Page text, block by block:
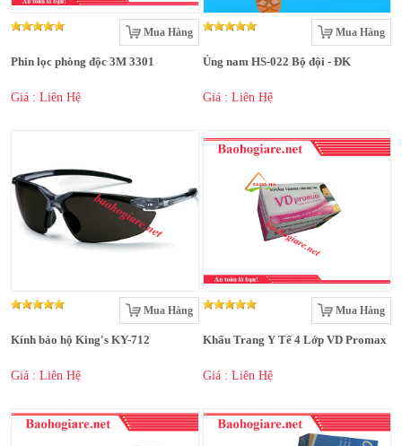
Mua Hàng
Phin lọc phòng độc 3M 3301
Giá : Liên Hệ
Mua Hàng
Ủng nam HS-022 Bộ đội - ĐK
Giá : Liên Hệ
Mua Hàng
Kính bảo hộ King's KY-712
Giá : Liên Hệ
Mua Hàng
Khẩu Trang Y Tế 4 Lớp VD Promax
Giá : Liên Hệ